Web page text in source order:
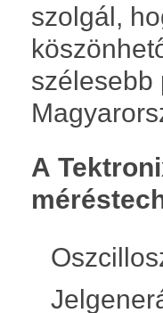
szolgál,
szélesebb
A